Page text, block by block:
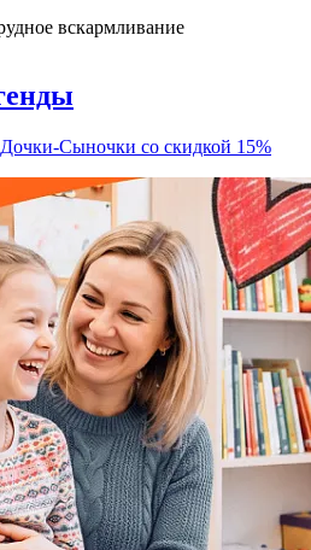
вскармливание
Сыночки со скидкой 15%